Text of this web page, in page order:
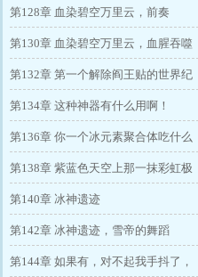
第128章 血染碧空万里云，前奏
第130章 血染碧空万里云，血腥吞噬
虫
第132章 第一个解除阎王贴的世界纪
录
第134章 这种神器有什么用啊！
第136章 你一个冰元素聚合体吃什么
火锅啊
第138章 紫蓝色天空上那一抹彩虹极
光（二）
第140章 冰神遗迹
第142章 冰神遗迹，雪帝的舞蹈
第144章 如果有，对不起我手抖了，